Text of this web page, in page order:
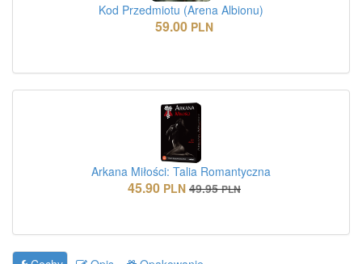
Kod Przedmiotu (Arena Albionu)
59.00 PLN
Arkana Miłości: Talia Romantyczna
45.90 PLN 49.95 PLN